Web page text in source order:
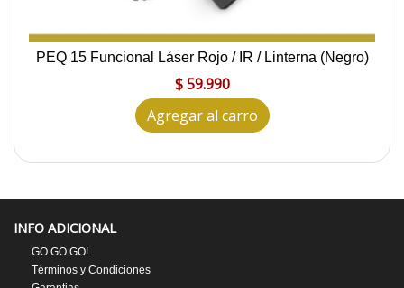
PEQ 15 Funcional Láser Rojo / IR / Linterna (Negro)
$ 59.990
Agregar al carro
INFO ADICIONAL
GO GO GO!
Términos y Condiciones